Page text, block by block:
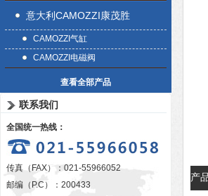
意大利CAMOZZI康茂胜
CAMOZZI气缸
CAMOZZI电磁阀
查看全部产品
联系我们
全国统一热线：
传真（FAX）：021-55966052
邮编（P.C）：200433
产